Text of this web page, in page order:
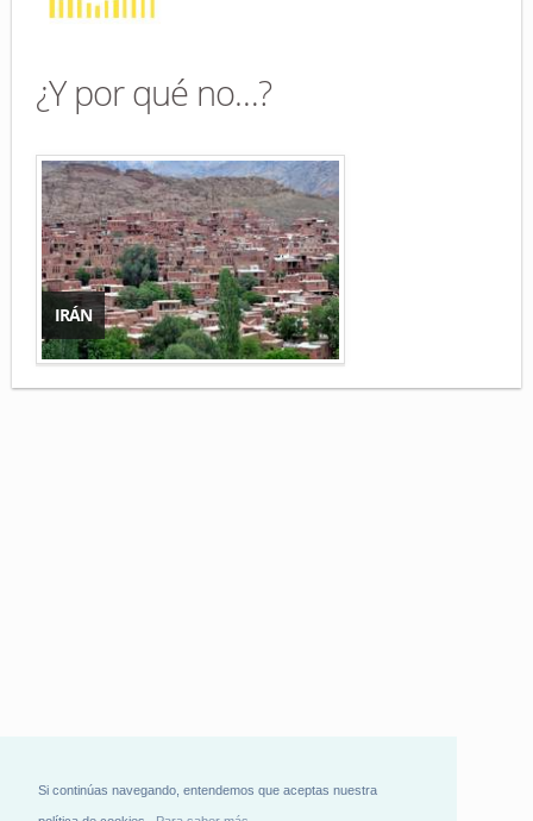
Si continúas navegando, entendemos que aceptas nuestra
¿Y por qué no…?
IRÁN